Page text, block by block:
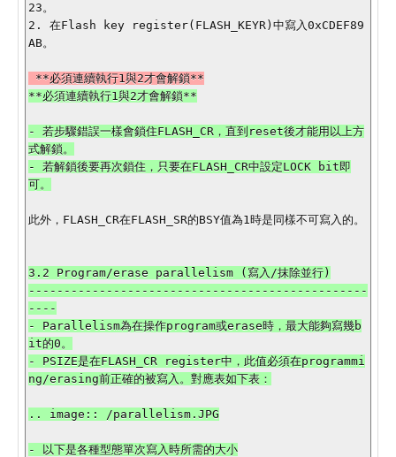
23。
2. 在Flash key register(FLASH_KEYR)中寫入0xCDEF89
AB。
- 若步驟錯誤一樣會鎖住FLASH_CR，直到reset後才能用以上方
式解鎖。
- 若解鎖後要再次鎖住，只要在FLASH_CR中設定LOCK bit即
可。
此外，FLASH_CR在FLASH_SR的BSY值為1時是同樣不可寫入的。
3.2 Program/erase parallelism (寫入/抹除並行)
------------------------------------------------
----
- Parallelism為在操作program或erase時，最大能夠寫幾b
it的0。
- PSIZE是在FLASH_CR register中，此值必須在programmi
ng/erasing前正確的被寫入。對應表如下表：
.. image:: /parallelism.JPG
- 以下是各種型態單次寫入時所需的大小